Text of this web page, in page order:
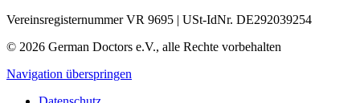
Vereinsregisternummer VR 9695 | USt-IdNr. DE292039254
© 2026 German Doctors e.V., alle Rechte vorbehalten
Navigation überspringen